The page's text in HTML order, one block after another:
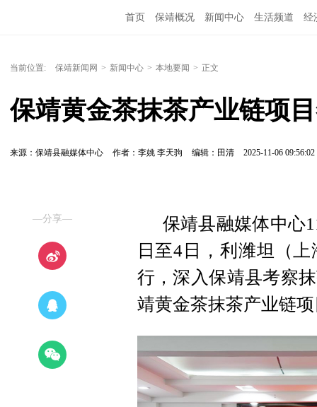
首页 保靖概况 新闻中心 生活频道 经
当前位置: 保靖新闻网 > 新闻中心 > 本地要闻 > 正文
保靖黄金茶抹茶产业链项
来源：保靖县融媒体中心 作者：李姚 李天驹 编辑：田清 2025-11-06 09:56:02
—分享—
保靖县融媒体中心
日至4日，利潍坦（
行，深入保靖县考察
靖黄金茶抹茶产业链